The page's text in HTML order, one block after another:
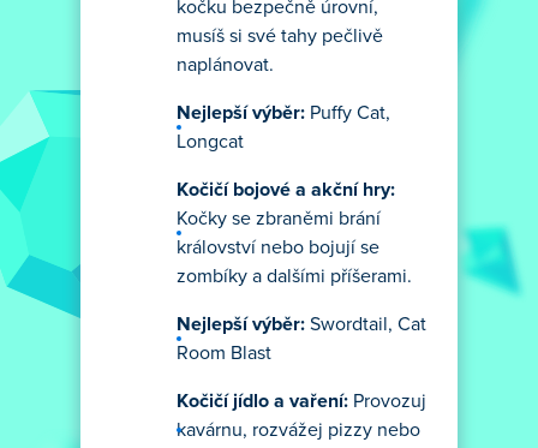
kočku bezpečně úrovní,
musíš si své tahy pečlivě
naplánovat.
Nejlepší výběr: Puffy Cat,
Longcat
Kočičí bojové a akční hry:
Kočky se zbraněmi brání
království nebo bojují se
zombíky a dalšími příšerami.
Nejlepší výběr: Swordtail, Cat
Room Blast
Kočičí jídlo a vaření: Provozuj
kavárnu, rozvážej pizzy nebo